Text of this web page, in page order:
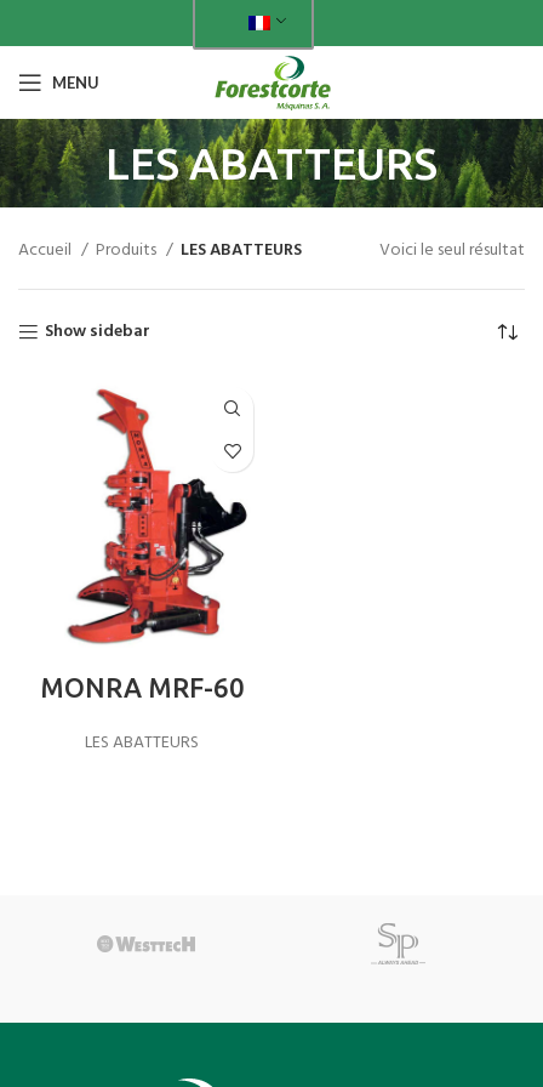
MENU
LES ABATTEURS
Accueil Produits LES ABATTEURS Voici le seul résultat
Show sidebar
MONRA MRF-60
LES ABATTEURS